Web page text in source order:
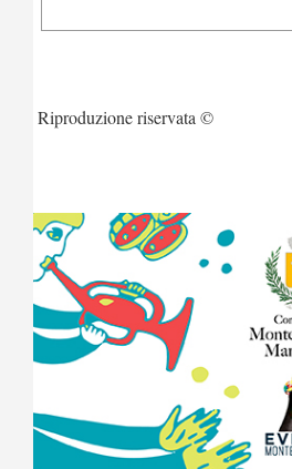
Riproduzione riservata ©